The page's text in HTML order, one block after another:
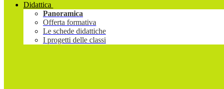
Didattica
Panoramica
Offerta formativa
Le schede didattiche
I progetti delle classi